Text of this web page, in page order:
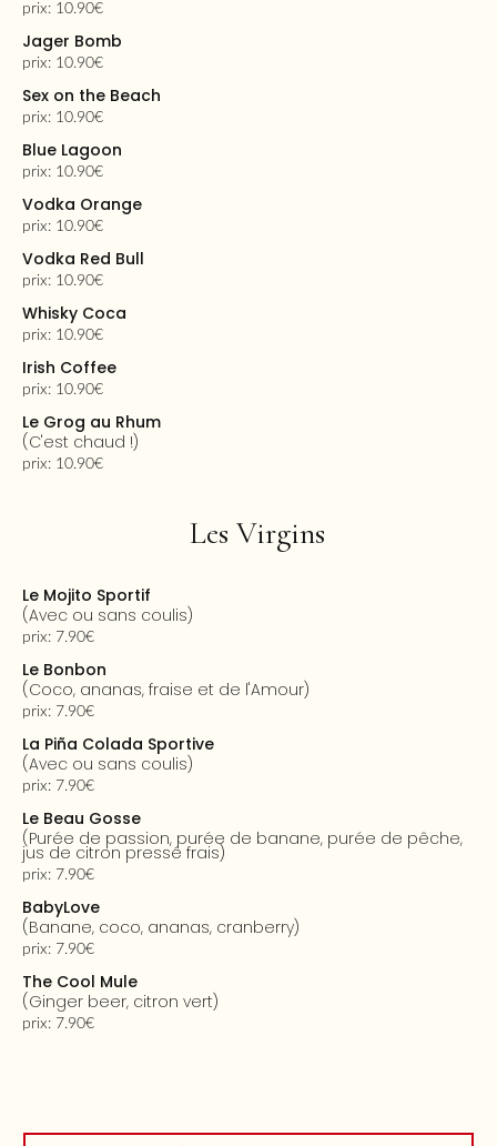
prix: 10.90€
Jager Bomb
prix: 10.90€
Sex on the Beach
prix: 10.90€
Blue Lagoon
prix: 10.90€
Vodka Orange
prix: 10.90€
Vodka Red Bull
prix: 10.90€
Whisky Coca
prix: 10.90€
Irish Coffee
prix: 10.90€
Le Grog au Rhum
(c'est chaud !)
prix: 10.90€
Les Virgins
Le Mojito Sportif
(avec ou sans coulis)
prix: 7.90€
Le Bonbon
(coco, ananas, fraise et de l'Amour)
prix: 7.90€
La Piña Colada Sportive
(avec ou sans coulis)
prix: 7.90€
Le Beau Gosse
(purée de passion, purée de banane, purée de pêche,
jus de citron pressé frais)
prix: 7.90€
BabyLove
(banane, coco, ananas, cranberry)
prix: 7.90€
The Cool Mule
(ginger beer, citron vert)
prix: 7.90€